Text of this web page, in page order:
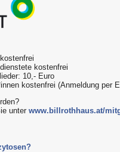
kostenfrei
10,- Euro
kostenfrei (Anmeldung per
unter www.billrothhaus.at/